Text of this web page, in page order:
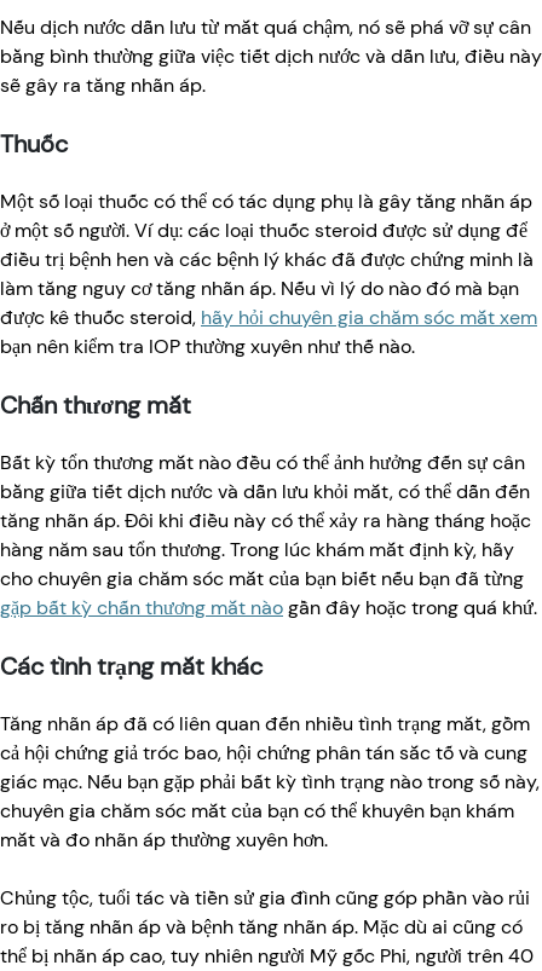
Nếu dịch nước dẫn lưu từ mắt quá chậm, nó sẽ phá vỡ sự cân
bằng bình thường giữa việc tiết dịch nước và dẫn lưu, điều này
sẽ gây ra tăng nhãn áp.
Thuốc
Một số loại thuốc có thể có tác dụng phụ là gây tăng nhãn áp
ở một số người. Ví dụ: các loại thuốc steroid được sử dụng để
điều trị bệnh hen và các bệnh lý khác đã được chứng minh là
làm tăng nguy cơ tăng nhãn áp. Nếu vì lý do nào đó mà bạn
được kê thuốc steroid, hãy hỏi chuyên gia chăm sóc mắt xem
bạn nên kiểm tra IOP thường xuyên như thế nào.
Chấn thương mắt
Bất kỳ tổn thương mắt nào đều có thể ảnh hưởng đến sự cân
bằng giữa tiết dịch nước và dẫn lưu khỏi mắt, có thể dẫn đến
tăng nhãn áp. Đôi khi điều này có thể xảy ra hàng tháng hoặc
hàng năm sau tổn thương. Trong lúc khám mắt định kỳ, hãy
cho chuyên gia chăm sóc mắt của bạn biết nếu bạn đã từng
gặp bất kỳ chấn thương mắt nàogần đây hoặc trong quá khứ.
Các tình trạng mắt khác
Tăng nhãn áp đã có liên quan đến nhiều tình trạng mắt, gồm
cả hội chứng giả tróc bao, hội chứng phân tán sắc tố và cung
giác mạc. Nếu bạn gặp phải bất kỳ tình trạng nào trong số này,
chuyên gia chăm sóc mắt của bạn có thể khuyên bạn khám
mắt và đo nhãn áp thường xuyên hơn.
Chủng tộc, tuổi tác và tiền sử gia đình cũng góp phần vào rủi
ro bị tăng nhãn áp và bệnh tăng nhãn áp. Mặc dù ai cũng có
thể bị nhãn áp cao, tuy nhiên người Mỹ gốc Phi, người trên 40